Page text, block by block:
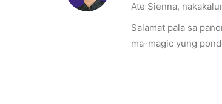
Ate Sienna,
Salamat pala sa
ma-magic yung